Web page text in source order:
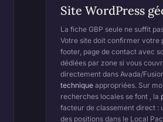
Site WordPress
La fiche GBP seule ne suffit
Votre site doit confirmer votre
footer, page de contact avec
dédiées par zone si vous
directement dans Avada/
techniqueappropriées. Sur
recherches locales se font , la
facteur de classement direct :
des positions dans le Local